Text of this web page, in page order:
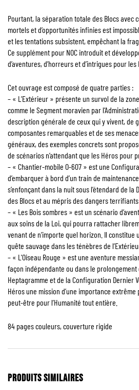
Pourtant, la séparation totale des Blocs avec
mortels et d’opportunités infinies est
et les tentations subsistent, empêchant la
Ce supplément pour NOC introduit et
d’aventures, d’horreurs et d’intrigues pour les
Cet ouvrage est composé de quatre parties :
– « L’Extérieur » présente un survol de la
comme le Segment moravien par
description générale de ceux qui y vivent, de
composantes remarquables et de ses
généraux, des exemples concrets sont
de scénarios n’attendant que les Héros pour
– « Chantier-mobile O-607 » est une
d’embarquer à bord d’un train de
s’enfonçant dans la nuit sous l’étendard de la
des Blocs et au mépris des dangers
– « Les Bois sombres » est un scénario
aux soins de la Loi, qui pourra rattacher
venant de n’importe quel horizon. Il constitue
quête sauvage dans les ténèbres de
– « L’Oiseau Rouge » est une aventure
façon indépendante ou dans le prolongement
Heptagramme et de la Configuration Dernier
Héros une mission d’une importance
peut-être pour l’Humanité tout entière.
84 pages couleurs, couverture rigide
PRODUITS SIMILAIRES